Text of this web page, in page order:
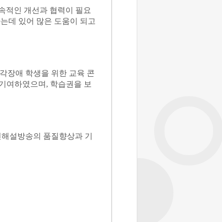
적인 개선과 협력이 필요
데 있어 많은 도움이 되고
장애 학생을 위한 교육 콘
여하였으며 , 학습권을 보
설방송의 품질향상과 기